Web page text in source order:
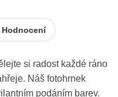
Hodnocení
si radost každé ráno
Náš fotohrnek
podáním barev.